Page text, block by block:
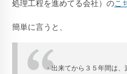
処理工程を進めてる会社）のこ
簡単に言うと、
・出来てから３５年間は、